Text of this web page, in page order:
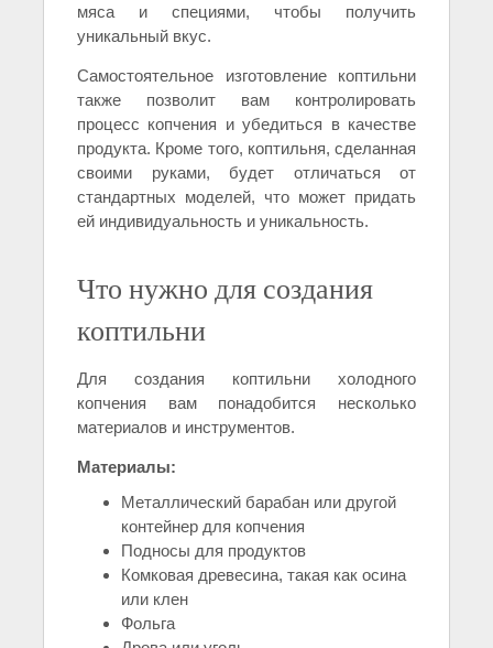
мяса и специями, чтобы получить
уникальный вкус.
Самостоятельное изготовление коптильни
также позволит вам контролировать
процесс копчения и убедиться в качестве
продукта. Кроме того, коптильня, сделанная
своими руками, будет отличаться от
стандартных моделей, что может придать
ей индивидуальность и уникальность.
Что нужно для создания
коптильни
Для создания коптильни холодного
копчения вам понадобится несколько
материалов и инструментов.
Материалы:
Металлический барабан или другой
контейнер для копчения
Подносы для продуктов
Комковая древесина, такая как осина
или клен
Фольга